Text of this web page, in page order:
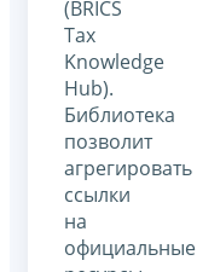
(BRICS
Tax
Knowledge
Hub).
Библиотека
позволит
агрегировать
ссылки
на
официальные